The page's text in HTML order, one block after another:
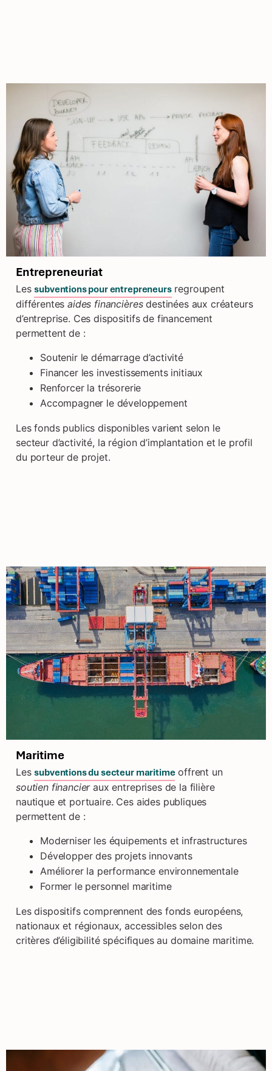
Entrepreneuriat
Lessubventions pour entrepreneursregroupent
différentesaides financièresdestinées aux créateurs
d’entreprise. Ces dispositifs de financement
permettent de :
Soutenir le démarrage d’activité
Financer les investissements initiaux
Renforcer la trésorerie
Accompagner le développement
Les fonds publics disponibles varient selon le
secteur d’activité, la région d’implantation et le profil
du porteur de projet.
Maritime
Lessubventions du secteur maritimeoffrent un
soutien financieraux entreprises de la filière
nautique et portuaire. Ces aides publiques
permettent de :
Moderniser les équipements et infrastructures
Développer des projets innovants
Améliorer la performance environnementale
Former le personnel maritime
Les dispositifs comprennent des fonds européens,
nationaux et régionaux, accessibles selon des
critères d’éligibilité spécifiques au domaine maritime.